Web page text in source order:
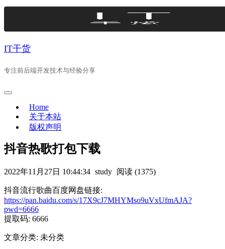
Skip
IT干货
专注前后端开发技术与经验分享
Home
关于本站
版权声明
抖音热歌打包下载
2022年11月27日 10:44:34 study 阅读 (1375)
抖音流行歌曲百度网盘链接:
https://pan.baidu.com/s/17X9cJ7MHYMso9uVxUfmAJA?
pwd=6666
提取码: 6666
文章分类: 未分类